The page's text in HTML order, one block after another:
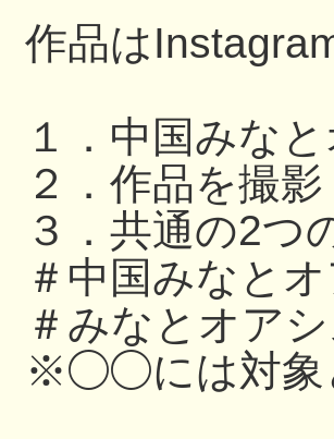
作品は
１．中国みな
２．作品を撮影
３．共通の2つ
＃中国みなと
＃みなとオア
※◯◯には対象